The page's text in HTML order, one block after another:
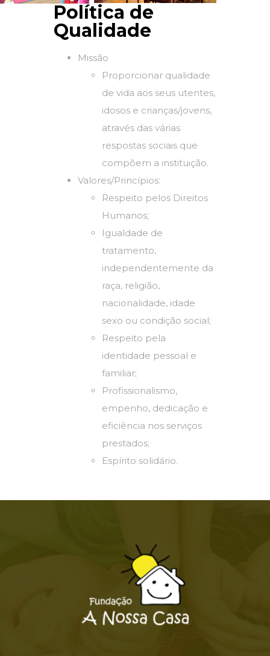
Política de
Qualidade
Missão
Proporcionar qualidade
de vida aos seus utentes,
idosos e crianças/jovens,
através das várias
respostas sociais que
compõem a instituição.
Valores/Princípios:
Respeito pelos Direitos
Humanos;
Igualdade de
tratamento,
independentemente da
raça, religião,
nacionalidade, idade
sexo ou condição social;
Respeito pela
identidade pessoal e
familiar;
Profissionalismo,
empenho, dedicação e
eficiência nos serviços
prestados;
Espírito solidário.